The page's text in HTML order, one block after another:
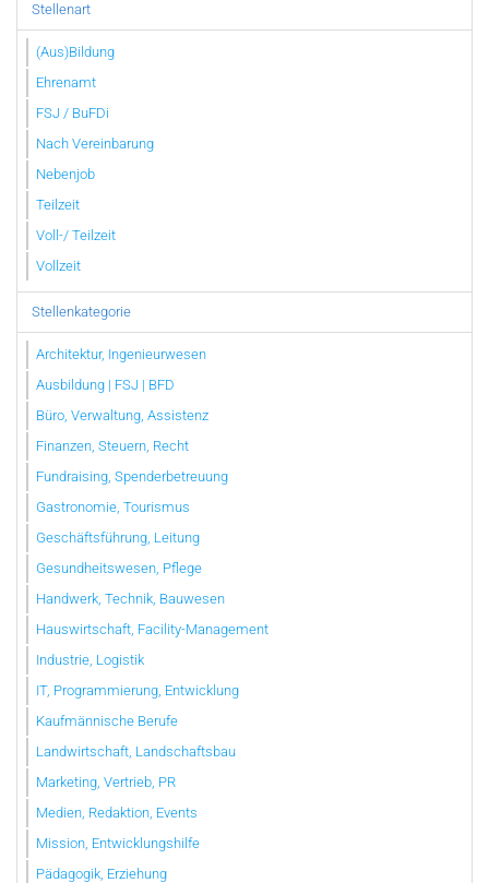
Stellenart
(Aus)Bildung
Ehrenamt
FSJ / BuFDi
Nach Vereinbarung
Nebenjob
Teilzeit
Voll-/ Teilzeit
Vollzeit
Stellenkategorie
Architektur, Ingenieurwesen
Ausbildung | FSJ | BFD
Büro, Verwaltung, Assistenz
Finanzen, Steuern, Recht
Fundraising, Spenderbetreuung
Gastronomie, Tourismus
Geschäftsführung, Leitung
Gesundheitswesen, Pflege
Handwerk, Technik, Bauwesen
Hauswirtschaft, Facility-Management
Industrie, Logistik
IT, Programmierung, Entwicklung
Kaufmännische Berufe
Landwirtschaft, Landschaftsbau
Marketing, Vertrieb, PR
Medien, Redaktion, Events
Mission, Entwicklungshilfe
Pädagogik, Erziehung